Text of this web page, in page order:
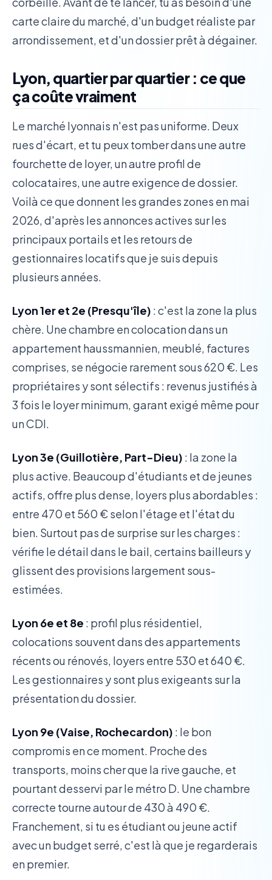
carte claire du marché, d'un budget réaliste par
arrondissement, et d'un dossier prêt à dégainer.
Lyon, quartier par quartier : ce que
ça coûte vraiment
Le marché lyonnais n'est pas uniforme. Deux
rues d'écart, et tu peux tomber dans une autre
fourchette de loyer, un autre profil de
colocataires, une autre exigence de dossier.
Voilà ce que donnent les grandes zones en mai
2026, d'après les annonces actives sur les
principaux portails et les retours de
gestionnaires locatifs que je suis depuis
plusieurs années.
Lyon 1er et 2e (Presqu'île) : c'est la zone la plus
chère. Une chambre en colocation dans un
appartement haussmannien, meublé, factures
comprises, se négocie rarement sous 620 €. Les
propriétaires y sont sélectifs : revenus justifiés à
3 fois le loyer minimum, garant exigé même pour
un CDI.
Lyon 3e (Guillotière, Part-Dieu) : la zone la
plus active. Beaucoup d'étudiants et de jeunes
actifs, offre plus dense, loyers plus abordables :
entre 470 et 560 € selon l'étage et l'état du
bien. Surtout pas de surprise sur les charges :
vérifie le détail dans le bail, certains bailleurs y
glissent des provisions largement sous-
estimées.
Lyon 6e et 8e : profil plus résidentiel,
colocations souvent dans des appartements
récents ou rénovés, loyers entre 530 et 640 €.
Les gestionnaires y sont plus exigeants sur la
présentation du dossier.
Lyon 9e (Vaise, Rochecardon) : le bon
compromis en ce moment. Proche des
transports, moins cher que la rive gauche, et
pourtant desservi par le métro D. Une chambre
correcte tourne autour de 430 à 490 €.
Franchement, si tu es étudiant ou jeune actif
avec un budget serré, c'est là que je regarderais
en premier.